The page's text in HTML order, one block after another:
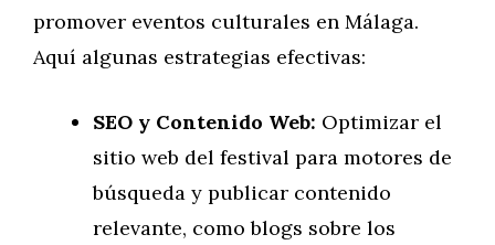
promover eventos culturales en Málaga.
Aquí algunas estrategias efectivas:
SEO y Contenido Web: Optimizar el
sitio web del festival para motores de
búsqueda y publicar contenido
relevante, como blogs sobre los